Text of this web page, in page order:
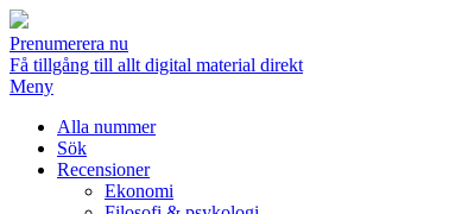
Prenumerera nu
Få tillgång till allt digital material direkt
Meny
Alla nummer
Sök
Recensioner
Ekonomi